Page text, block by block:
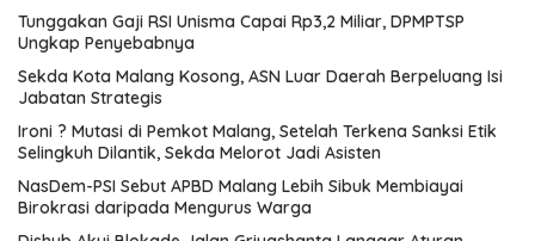
Tunggakan Gaji RSI Unisma Capai Rp3,2 Miliar, DPMPTSP
Ungkap Penyebabnya
Sekda Kota Malang Kosong, ASN Luar Daerah Berpeluang Isi
Jabatan Strategis
Ironi ? Mutasi di Pemkot Malang, Setelah Terkena Sanksi Etik
Selingkuh Dilantik, Sekda Melorot Jadi Asisten
NasDem-PSI Sebut APBD Malang Lebih Sibuk Membiayai
Birokrasi daripada Mengurus Warga